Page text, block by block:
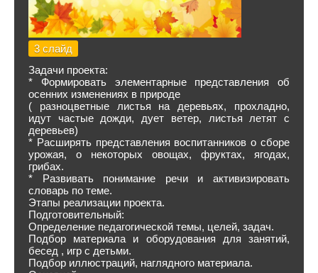
3 слайд
Задачи проекта:
* Формировать элементарные представления об
осенних изменениях в природе
( разноцветные листья на деревьях, прохладно,
идут частые дожди, дует ветер, листья летят с
деревьев)
* Расширять представления воспитанников о сборе
урожая, о некоторых овощах, фруктах, ягодах,
грибах.
* Развивать понимание речи и активизировать
словарь по теме.
Этапы реализации проекта.
Подготовительный:
Определение педагогической темы, целей, задач.
Подбор материала и оборудования для занятий,
бесед , игр с детьми.
Подбор иллюстраций, наглядного материала.